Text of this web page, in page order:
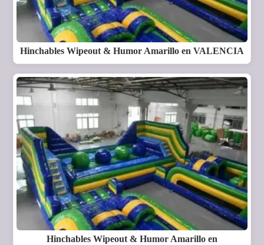
Hinchables Wipeout & Humor Amarillo en VALENCIA
Hinchables Wipeout & Humor Amarillo en